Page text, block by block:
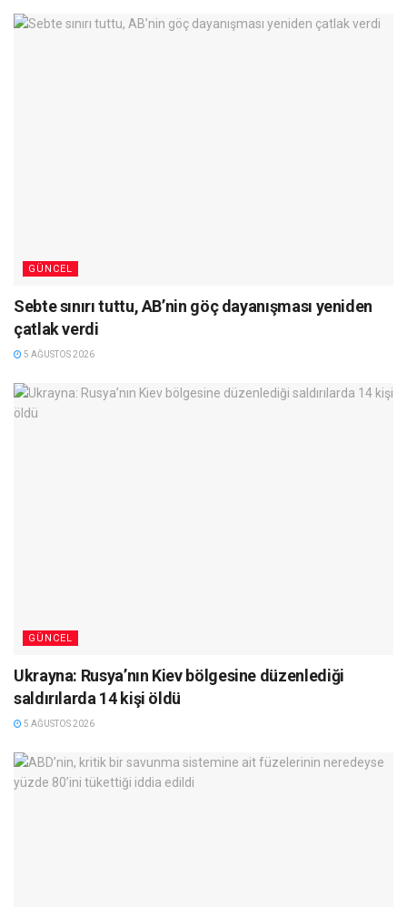
GÜNCEL
Sebte sınırı tuttu, AB’nin göç dayanışması yeniden
çatlak verdi
5 AĞUSTOS 2026
GÜNCEL
Ukrayna: Rusya’nın Kiev bölgesine düzenlediği
saldırılarda 14 kişi öldü
5 AĞUSTOS 2026